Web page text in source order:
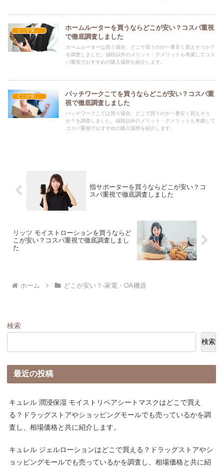
ホームルーターを買うならどこが安い？コスパ重視
で徹底調査しました
ホームルーターは買う場合、どこで買うのが一番安く買えそうか？
を調査しました。値段以外のメリット・デメリットも考慮してコス
パ重視でおすすめの購入場所を紹介します。
どこが安い？-家電・OA機器
パッチワークこてを買うならどこが安い？コスパ重
視で徹底調査しました
パッチワークこては買う場合、どこで買うのが一番安く買えそう
か？を調査しました。値段以外のメリット・デメリットも考慮して
コスパ重視でおすすめの購入場所を紹介します。
指サポーターを買うならどこが安い？コ
スパ重視で徹底調査しました
リッツ モイストローションを買うならど
こが安い？コスパ重視で徹底調査しまし
た
ホーム どこが安い？-家電・OA機器
検索
検索
最近の投稿
キュレル 潤浸保湿 モイストリペアシートマスクはどこで買え
る？ドラッグストアやショッピングモールでも売っているかを調
査し、相場価格と共に紹介します。
キュレル ジェルローションはどこで買える？ドラッグストアやシ
ョッピングモールでも売っているかを調査し、相場価格と共に紹